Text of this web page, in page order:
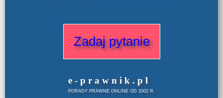
Zadaj pytanie
e -prawnik . pl
PORADY PRAWNE ONLINE OD 2002 R.